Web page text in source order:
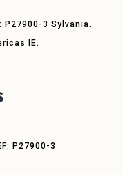
P27900-3 Sylvania.
IE.
P27900-3